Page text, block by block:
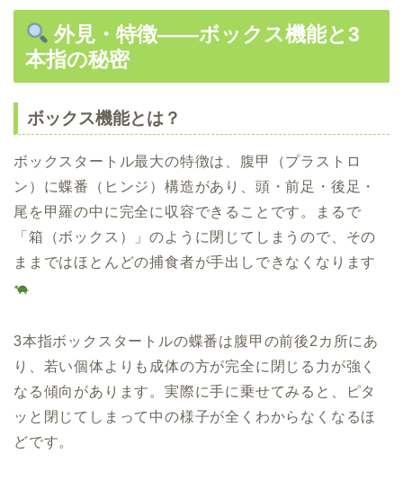
外見・特徴――ボックス機能と3
本指の秘密
ボックス機能とは？
ボックスタートル最大の特徴は、腹甲（プラストロ
ン）に蝶番（ヒンジ）構造があり、頭・前足・後足・
尾を甲羅の中に完全に収容できることです。まるで
「箱（ボックス）」のように閉じてしまうので、その
ままではほとんどの捕食者が手出しできなくなります
3本指ボックスタートルの蝶番は腹甲の前後2カ所にあ
り、若い個体よりも成体の方が完全に閉じる力が強く
なる傾向があります。実際に手に乗せてみると、ピタ
ッと閉じてしまって中の様子が全くわからなくなるほ
どです。